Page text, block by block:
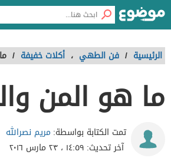
الرئيسية / فن الطهي ، أكلات خفيفة /
ما هو المن
تمت الكتابة بواسطة: مريم نصرالله
آخر تحديث: ١٤:٥٩ ، ٢٣ مارس ٢٠١٦